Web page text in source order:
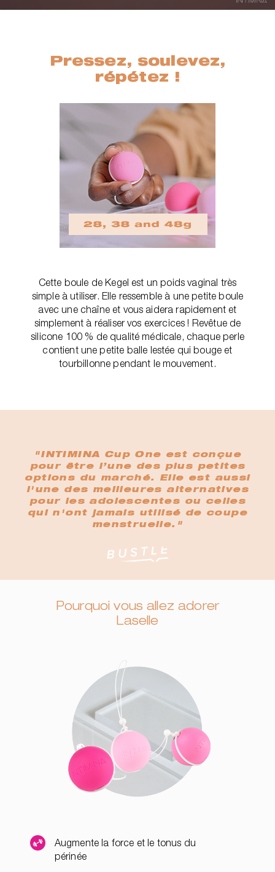
Pressez, soulevez,
répétez !
Cette boule de Kegel est un poids vaginal très
simple à utiliser. Elle ressemble à une petite boule
avec une chaîne et vous aidera rapidement et
simplement à réaliser vos exercices ! Revêtue de
silicone 100 % de qualité médicale, chaque perle
contient une petite balle lestée qui bouge et
tourbillonne pendant le mouvement.
"INTIMINA Cup One est conçue
pour être l’une des plus petites
options du marché. Elle est aussi
l'une des meilleures alternatives
pour les adolescentes ou celles
qui n'ont jamais utilisé de coupe
menstruelle."
Pourquoi vous allez adorer
Laselle
Augmente la force et le tonus du
périnée